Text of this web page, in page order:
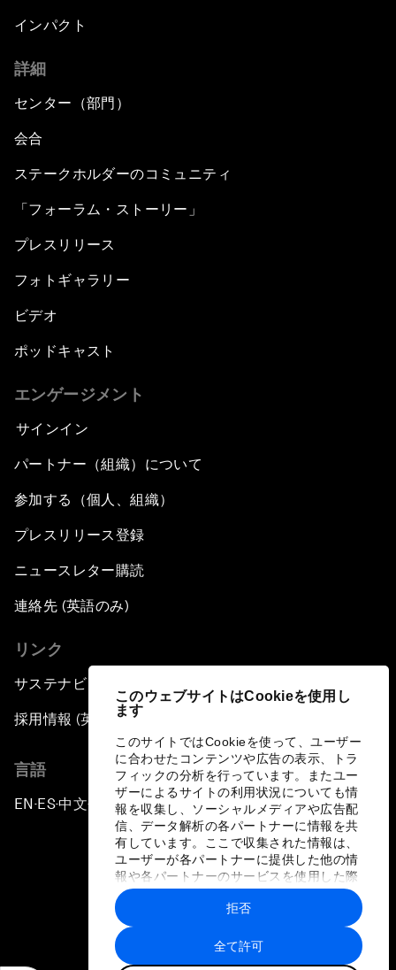
このウェブサイトはCookieを使用し
ます
このサイトではCookieを使って、ユーザー
に合わせたコンテンツや広告の表示、トラ
フィックの分析を行っています。またユー
ザーによるサイトの利用状況についても情
報を収集し、ソーシャルメディアや広告配
信、データ解析の各パートナーに情報を共
有しています。ここで収集された情報は、
ユーザーが各パートナーに提供した他の情
報や各パートナーのサービスを使用した際
に収集された情報と組み合わされ、各パー
トナーによって使用されることがありま
す。
全て許可
拒否
インパクト
詳細
センター（部門）
会合
ステークホルダーのコミュニティ
「フォーラム・ストーリー」
プレスリリース
フォトギャラリー
ビデオ
ポッドキャスト
エンゲージメント
サインイン
パートナー（組織）について
参加する（個人、組織）
プレスリリース登録
ニュースレター購読
連絡先 (英語のみ)
リンク
サステナビリティへの取り組み
採用情報 (英語のみ)
言語
EN ▪ ES▪中文▪ 日本語
プライバシーポリシーと利用規約
サイトマップ